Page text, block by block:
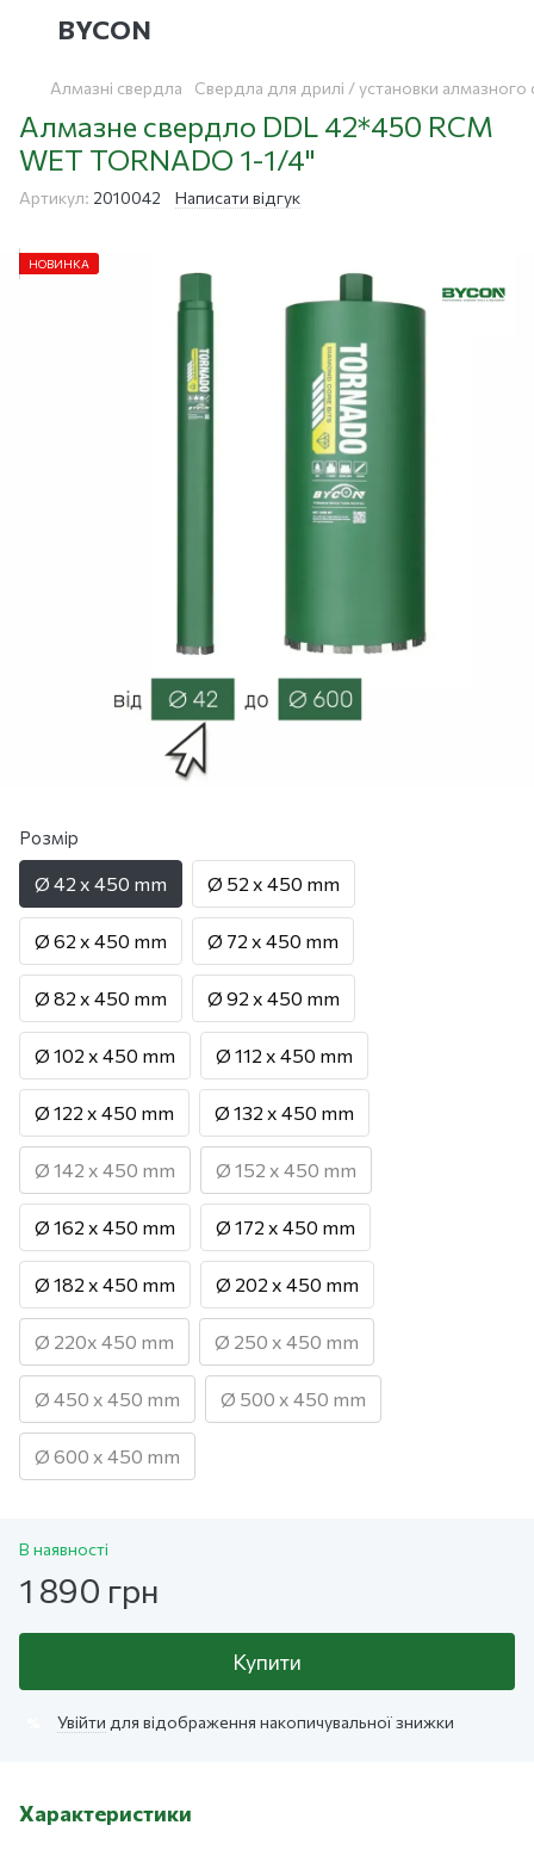
BYCON
Алмазні свердла Свердла для дрилі / установки алмазного
Алмазне свердло DDL 42*450 RCM
WET TORNADO 1-1/4"
Артикул: 2010042 Написати відгук
НОВИНКА
Розмір
Ø 42 х 450 mm Ø 52 х 450 mm
Ø 62 х 450 mm Ø 72 х 450 mm
Ø 82 х 450 mm Ø 92 х 450 mm
Ø 102 х 450 mm Ø 112 х 450 mm
Ø 122 х 450 mm Ø 132 х 450 mm
Ø 142 х 450 mm Ø 152 х 450 mm
Ø 162 х 450 mm Ø 172 х 450 mm
Ø 182 х 450 mm Ø 202 х 450 mm
Ø 220х 450 mm Ø 250 х 450 mm
Ø 450 х 450 mm Ø 500 х 450 mm
Ø 600 х 450 mm
В наявності
1 890 грн
Купити
Увійти для відображення накопичувальної знижки
Характеристики